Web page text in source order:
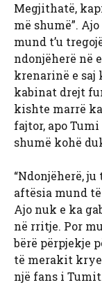
Megjithatë,
më shumë”.
mund t’u
ndonjëherë në
krenarinë e saj
kabinat drejt
kishte marrë
fajtor, apo
shumë kohë
“Ndonjëherë,
aftësia mund
Ajo nuk e ka
në rritje. Por
bërë përpjekje
të merakit
një fans i